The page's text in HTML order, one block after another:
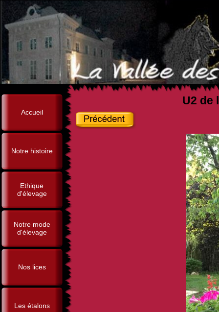
Accueil
Notre histoire
Ethique
d'élevage
Notre mode
d'élevage
Nos lices
Les étalons
U2 de